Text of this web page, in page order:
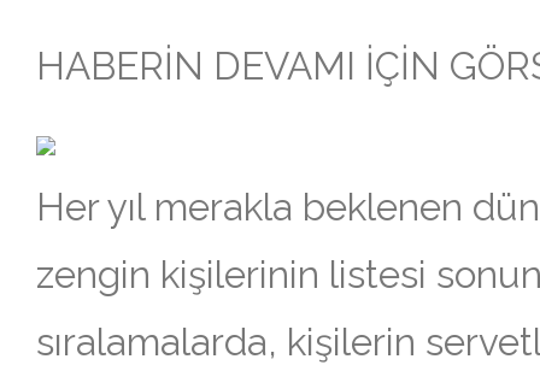
HABERİN DEVAMI İÇİN
Her yıl merakla beklenen
zengin kişilerinin listesi
sıralamalarda, kişilerin